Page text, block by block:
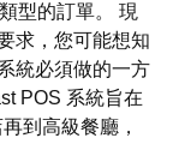
型的訂單。 現
求，您可能想知
統必須做的一方
POS 系統旨在
到高級餐廳，